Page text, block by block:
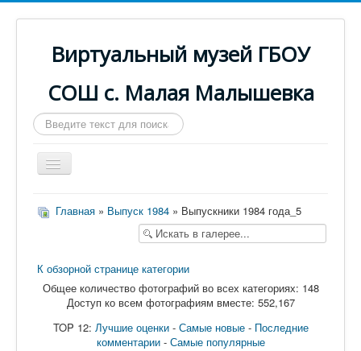
Виртуальный музей ГБОУ
СОШ с. Малая Малышевка
Искать...
Включить/
выключить
Главная
Выпуски
Из истории школы
О виртуальном музее
Главная » Выпуск 1984 » Выпускники 1984 года_5
К обзорной странице категории
Общее количество фотографий во всех категориях: 148
Доступ ко всем фотографиям вместе: 552,167
TOP 12: Лучшие оценки- Самые новые- Последние
комментарии- Самые популярные